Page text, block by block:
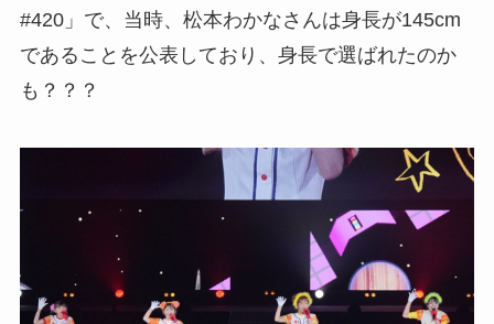
#420」で、当時、松本わかなさんは身長が145cm
であることを公表しており、身長で選ばれたのか
も？？？